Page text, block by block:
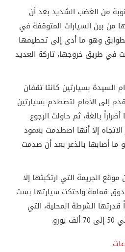
من الغضب الشديد بعد أن
من بين السيارات المتوقفة في
وهو ما أدى إلى تحطيمها
في طريق خروجها، تاركة العديد
السيدة بسيارتين كانتا تقفان
إلى الأمام لتصطدم بسيارتين
بالغة، ثم حاولت الرجوع
إلا أنها اصطدمت بعمود
أصابها بالذعر بعد أن صدمت
الجريمة التي ارتكبتها إلا
قمامة واحتكت سيارتها بست
الشرطة المحلية، التي
.